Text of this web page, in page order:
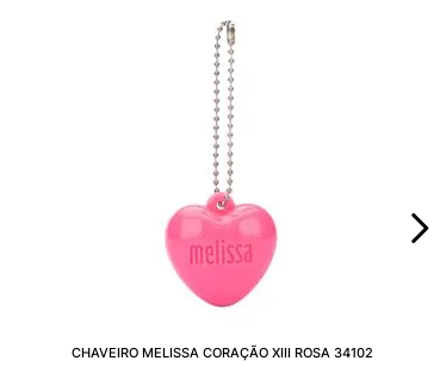
CHAVEIRO MELISSA CORAÇÃO XIII ROSA 34102